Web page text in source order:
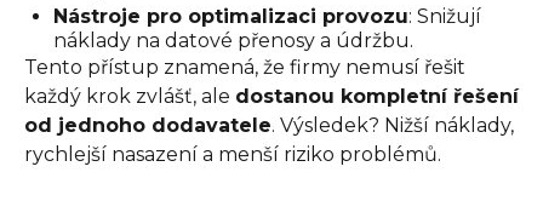
Nástroje pro optimalizaci provozu: Snižují
náklady na datové přenosy a údržbu.
Tento přístup znamená, že firmy nemusí řešit
každý krok zvlášť, ale dostanou kompletní řešení
od jednoho dodavatele. Výsledek? Nižší náklady,
rychlejší nasazení a menší riziko problémů.